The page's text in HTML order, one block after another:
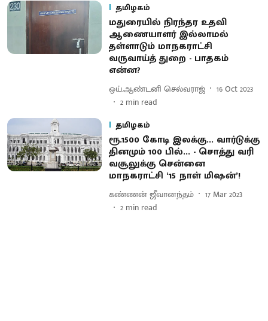
தமிழகம்
மதுரையில் நிரந்தர உதவி
ஆணையாளர் இல்லாமல்
தள்ளாடும் மாநகராட்சி
வருவாய்த் துறை - பாதகம்
என்ன?
ஒய்.ஆண்டனி செல்வராஜ்
16 Oct 2023
2 min read
தமிழகம்
ரூ.1500 கோடி இலக்கு... வார்டுக்கு
தினமும் 100 பில்... - சொத்து வரி
வசூலுக்கு சென்னை
மாநகராட்சி ‘15 நாள் மிஷன்’!
கண்ணன் ஜீவானந்தம்
17 Mar 2023
2 min read